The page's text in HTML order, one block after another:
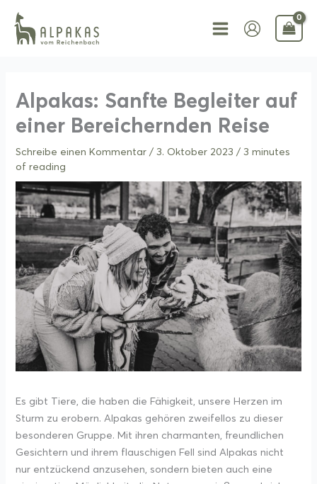
Inhalt
springen
Alpakas: Sanfte Begleiter auf
einer Bereichernden Reise
Schreibe einen Kommentar /3. Oktober 2023/3 minutes
of reading
Es gibt Tiere, die haben die Fähigkeit, unsere Herzen im
Sturm zu erobern. Alpakas gehören zweifellos zu dieser
besonderen Gruppe. Mit ihren charmanten, freundlichen
Gesichtern und ihrem flauschigen Fell sind Alpakas nicht
nur entzückend anzusehen, sondern bieten auch eine